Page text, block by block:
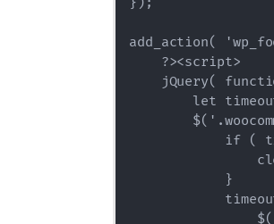
add_action(
    ?><script>
jQuery(
let
if (
            }